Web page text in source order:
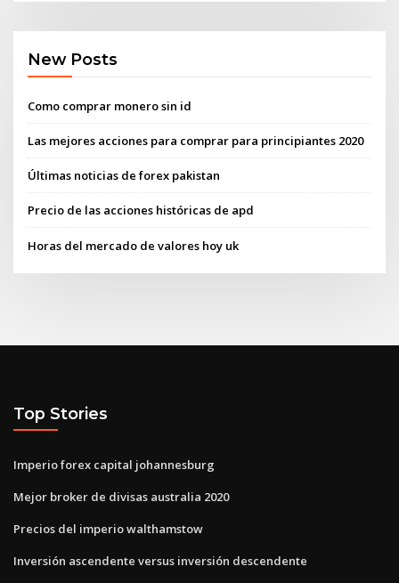
New Posts
Como comprar monero sin id
Las mejores acciones para comprar para principiantes 2020
Últimas noticias de forex pakistan
Precio de las acciones históricas de apd
Horas del mercado de valores hoy uk
Top Stories
Imperio forex capital johannesburg
Mejor broker de divisas australia 2020
Precios del imperio walthamstow
Inversión ascendente versus inversión descendente